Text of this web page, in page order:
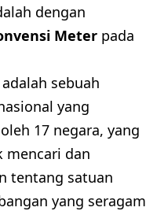
dengan
Meter pada
sebuah
yang
17 negara, yang
mencari dan
tentang satuan
yang seragam